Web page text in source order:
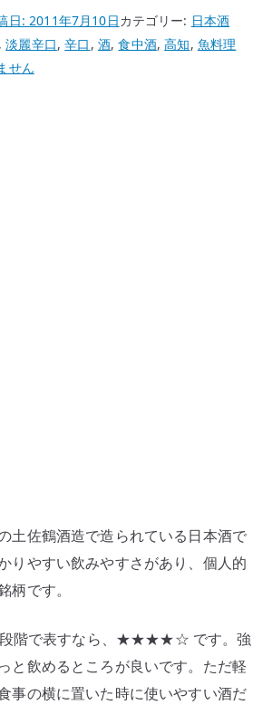
日:2011年7月10日カテゴリー: 日本酒
淡麗辛口,辛口 , 酒,食中酒,高知, 魚料理
せん
土佐鶴酒造で造られている日本酒で
りやすい飲みやすさがあり、個人的
柄です。
段階で表すなら、★★★★☆ です。強
と飲めるところが良いです。ただ軽
事の横に置いた時に使いやすい酒だ